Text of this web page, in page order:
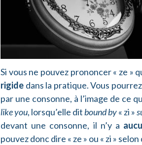
Si vous ne pouvez prononcer « ze »
rigide dans la pratique. Vous
par une consonne, à l’image de ce
like you, lorsqu’elle dit bound by« zi »
devant une consonne, il n’y a
pouvez donc dire « ze » ou « zi »